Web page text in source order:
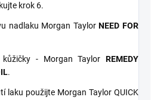
krok 6.
nadlaku Morgan TaylorNEED FOR
- Morgan Taylor REMEDY
.
laku použijte Morgan Taylor QUICK